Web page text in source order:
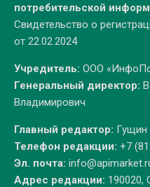
потребительской
Свидетельство о
от 22.02.2024
Учредитель: ООО
Генеральный директор:
Владимирович
Главный редактор: Гущин
Телефон редакции: +7
Эл. почта:
Адрес редакции: 190020,